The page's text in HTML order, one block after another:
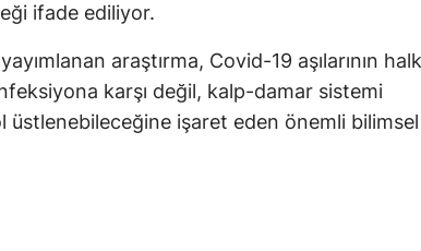
ifade ediliyor.
araştırma, Covid-19 aşılarının halk
karşı değil, kalp-damar sistemi
üstlenebileceğine işaret eden önemli bilimsel